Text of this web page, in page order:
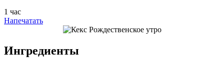
1 час
Напечатать
Ингредиенты